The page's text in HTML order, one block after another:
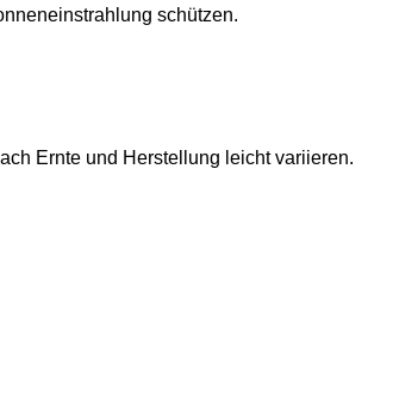
schützen.
Ernte und Herstellung leicht variieren.